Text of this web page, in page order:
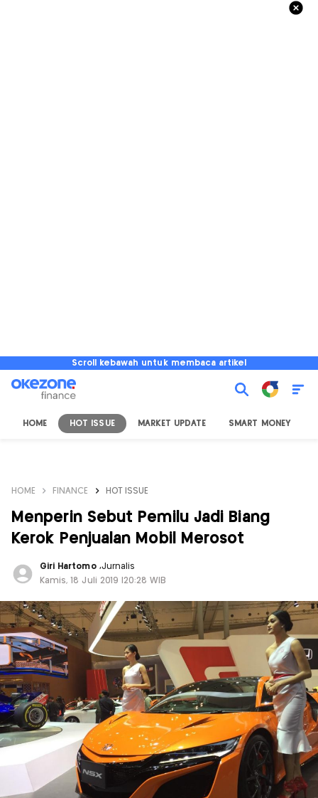
Scroll kebawah untuk membaca artikel
HOME HOT ISSUE MARKET UPDATE SMART MONEY
HOME FINANCE HOT ISSUE
Menperin Sebut Pemilu Jadi Biang
Kerok Penjualan Mobil Merosot
Giri Hartomo ,Jurnalis
Kamis, 18 Juli 2019 |20:28 WIB